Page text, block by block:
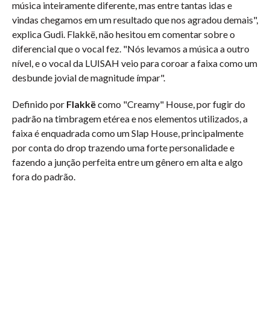
música inteiramente diferente, mas entre tantas idas e
vindas chegamos em um resultado que nos agradou demais",
explica Gudi. Flakkë, não hesitou em comentar sobre o
diferencial que o vocal fez. "Nós levamos a música a outro
nível, e o vocal da LUISAH veio para coroar a faixa como um
desbunde jovial de magnitude ímpar".
Definido por Flakkëcomo "Creamy" House, por fugir do
padrão na timbragem etérea e nos elementos utilizados, a
faixa é enquadrada como um Slap House, principalmente
por conta do drop trazendo uma forte personalidade e
fazendo a junção perfeita entre um gênero em alta e algo
fora do padrão.